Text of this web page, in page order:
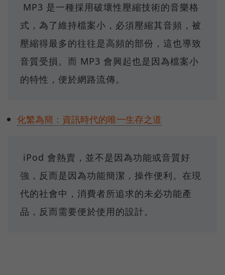
MP3 是一種採用破壞性壓縮技術的音樂格
式，為了維持檔案小，必須壓縮其音頻，被
壓縮得最多的往往是高頻的部份，這也導致
音質受損。而 MP3 會興起也是因為檔案小
的特性，便於網路流傳。
化繁為簡：資訊時代的唯一生存之道
iPod 會熱賣，並不是因為功能或音質好
強，反而是因為功能簡潔，操作便利。在現
代的社會中，消費者所追求的未必功能產
品，反而需要便於使用的設計。